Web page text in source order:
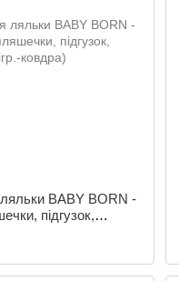
BABY BORN -
підгузок,